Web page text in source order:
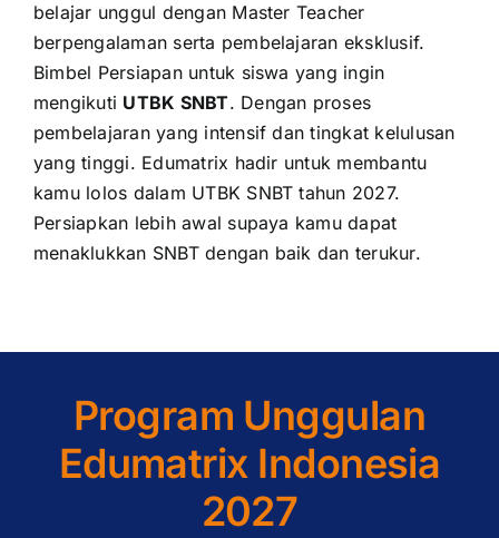
belajar unggul dengan Master Teacher
berpengalaman serta pembelajaran eksklusif.
Bimbel Persiapan untuk siswa yang ingin
mengikuti UTBK SNBT. Dengan proses
pembelajaran yang intensif dan tingkat kelulusan
yang tinggi. Edumatrix hadir untuk membantu
kamu lolos dalam UTBK SNBT tahun 2027.
Persiapkan lebih awal supaya kamu dapat
menaklukkan SNBT dengan baik dan terukur.
Program Unggulan
Edumatrix Indonesia
2027